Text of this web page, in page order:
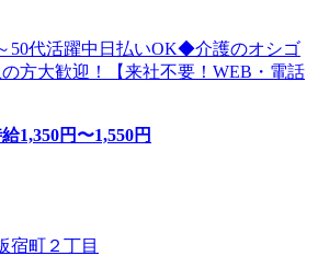
50代活躍中日払いOK◆介護のオシゴ
の方大歓迎！【来社不要！WEB・電話
給1,350円〜1,550円
宿町２丁目